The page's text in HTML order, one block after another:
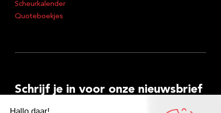
Scheurkalender
Quoteboekjes
Schrijf je in voor onze nieuwsbrief